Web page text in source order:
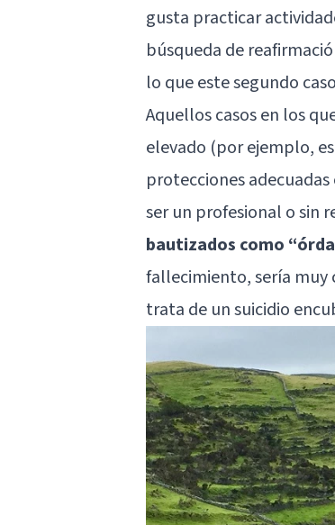
gusta practicar
búsqueda de
lo que este segundo
Aquellos casos en los
elevado (por ejemplo,
protecciones
ser un profesional o sin
bautizados como
fallecimiento, sería muy
trata de un suicidio